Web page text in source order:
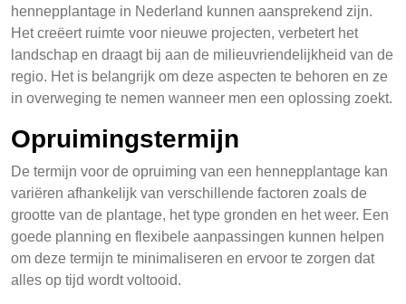
hennepplantage in Nederland kunnen aansprekend zijn.
Het creëert ruimte voor nieuwe projecten, verbetert het
landschap en draagt bij aan de milieuvriendelijkheid van de
regio. Het is belangrijk om deze aspecten te behoren en ze
in overweging te nemen wanneer men een oplossing zoekt.
Opruimingstermijn
De termijn voor de opruiming van een hennepplantage kan
variëren afhankelijk van verschillende factoren zoals de
grootte van de plantage, het type gronden en het weer. Een
goede planning en flexibele aanpassingen kunnen helpen
om deze termijn te minimaliseren en ervoor te zorgen dat
alles op tijd wordt voltooid.